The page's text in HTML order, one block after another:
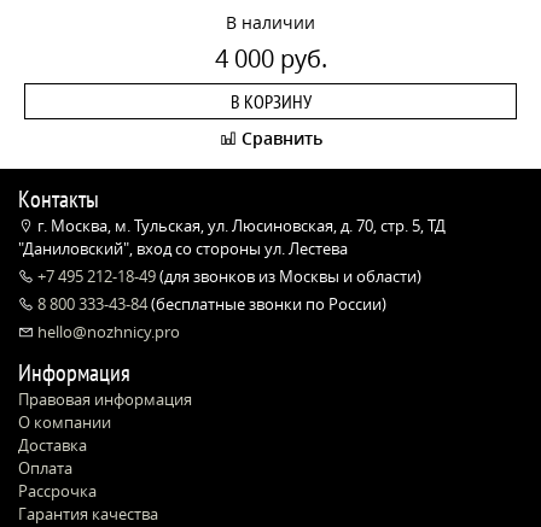
В наличии
4 000 руб.
В КОРЗИНУ
Сравнить
Контакты
г. Москва, м. Тульская, ул. Люсиновская, д. 70, стр. 5, ТД
"Даниловский", вход со стороны ул. Лестева
+7 495 212-18-49(для звонков из Москвы и области)
8 800 333-43-84(бесплатные звонки по России)
hello@nozhnicy.pro
Информация
Правовая информация
О компании
Доставка
Оплата
Рассрочка
Гарантия качества